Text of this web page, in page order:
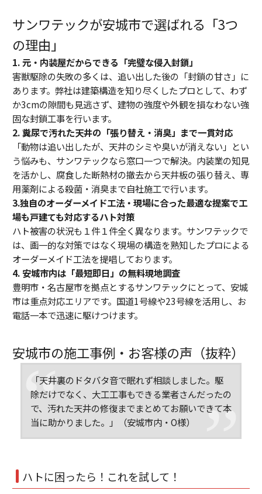
サンワテックが安城市で選ばれる「3つ
の理由」
1. 元・内装屋だからできる「完璧な侵入封鎖」
害獣駆除の失敗の多くは、追い出した後の「封鎖の甘さ」 に
あります。弊社は建築構造を知り尽くしたプロとして、 わず
か3cmの隙間も見逃さず、 建物の強度や外観を損なわない強
固な封鎖工事を行います。
2. 糞尿で汚れた天井の「張り替え・消臭」まで一貫対応
「動物は追い出したが、天井のシミや臭いが消えない」 とい
う悩みも、サンワテックなら窓口一つで解決。 内装業の知見
を活かし、 腐食した断熱材の撤去から天井板の張り替え、 専
用薬剤による殺菌・消臭まで自社施工で行います。
3.独自のオーダーメイド工法・現場に合った最適な提案で工
場も戸建ても対応するハト対策
ハト被害の状況も１件１件全く異なります。サンワテックで
は、画一的な対策ではなく現場の構造を熟知したプロによる
オーダーメイド工法を提唱しております。
4. 安城市内は「最短即日」の無料現地調査
豊明市・名古屋市を拠点とするサンワテックにとって、 安城
市は重点対応エリアです。国道1号線や23号線を活用し、 お
電話一本で迅速に駆けつけます。
安城市の施工事例・お客様の声（抜粋）
「天井裏のドタバタ音で眠れず相談しました。駆
除だけでなく、 大工工事もできる業者さんだったの
で、 汚れた天井の修復までまとめてお願いできて本
当に助かりました。 」（安城市内・O様）
ハトに困ったら！これを試して！